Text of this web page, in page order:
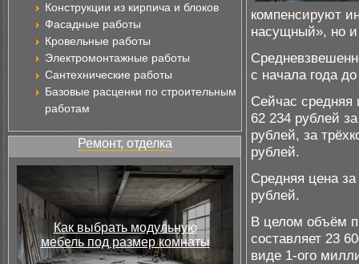
Конструкции из кирпича и блоков
Фасадные работы
Кровельные работы
Электромонтажные работы
Сантехнические работы
Базовые расценки по строительным
работам
Ремонт, отделка
Как выбрать модульную
мебель под размер комнаты
компенсируют
насущный», но
с начала года
Сейчас средняя
62 234 рублей
рублей, за
рублей.
Средняя цена
рублей.
В целом объём
составляет 23
виде 1-ого